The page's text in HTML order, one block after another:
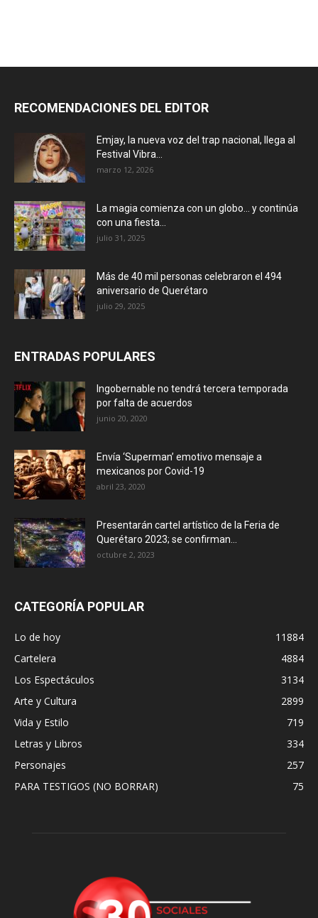
RECOMENDACIONES DEL EDITOR
Emjay, la nueva voz del trap nacional, llega al
Festival Vibra...
marzo 12, 2026
La magia comienza con un globo… y continúa
con una fiesta...
julio 31, 2025
Más de 40 mil personas celebraron el 494
aniversario de Querétaro
julio 29, 2025
ENTRADAS POPULARES
Ingobernable no tendrá tercera temporada
por falta de acuerdos
junio 20, 2020
Envía ‘Superman’ emotivo mensaje a
mexicanos por Covid-19
abril 23, 2020
Presentarán cartel artístico de la Feria de
Querétaro 2023; se confirman...
octubre 2, 2023
CATEGORÍA POPULAR
Lo de hoy
11884
Cartelera
4884
Los Espectáculos
3134
Arte y Cultura
2899
Vida y Estilo
719
Letras y Libros
334
Personajes
257
PARA TESTIGOS (NO BORRAR)
75